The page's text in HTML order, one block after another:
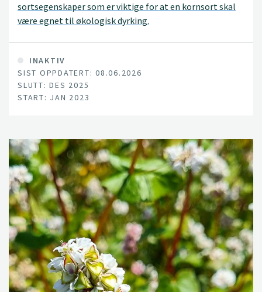
sortsegenskaper som er viktige for at en kornsort skal
være egnet til økologisk dyrking.
INAKTIV
SIST OPPDATERT: 08.06.2026
SLUTT: DES 2025
START: JAN 2023